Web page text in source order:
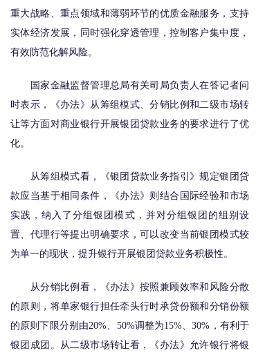
重大战略、重点领域和薄弱环节的优质金融服务，支持
实体经济发展，同时强化穿透管理，控制客户集中度，
有效防范化解风险。
国家金融监督管理总局有关司局负责人在答记者问
时表示，《办法》从筹组模式、分销比例和二级市场转
让等方面对商业银行开展银团贷款业务的要求进行了优
化。
从筹组模式看，《银团贷款业务指引》规定银团贷
款应当基于相同条件，《办法》则结合国际经验和市场
实践，纳入了分组银团模式，并对分组银团的组别设
置、代理行等提出明确要求，可以改变当前银团模式较
为单一的现状，提升银行开展银团贷款业务积极性。
从分销比例看，《办法》按照兼顾效率和风险分散
的原则，将单家银行担任牵头行时承贷份额和分销份额
的原则下限分别由20%、50%调整为15%、30%，有利于
银团成团。从二级市场转让看，《办法》允许银行将银